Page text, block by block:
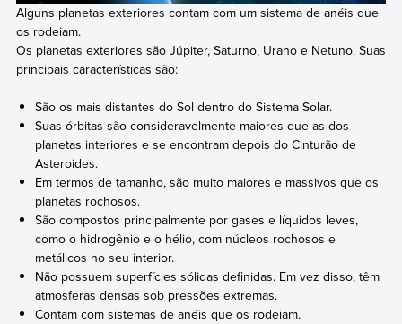
Alguns planetas exteriores contam com um sistema de anéis que
os rodeiam.
Os planetas exteriores são Júpiter, Saturno, Urano e Netuno. Suas
principais características são:
São os mais distantes do Sol dentro do Sistema Solar.
Suas órbitas são consideravelmente maiores que as dos
planetas interiores e se encontram depois do Cinturão de
Asteroides.
Em termos de tamanho, são muito maiores e massivos que os
planetas rochosos.
São compostos principalmente por gases e líquidos leves,
como o hidrogênio e o hélio, com núcleos rochosos e
metálicos no seu interior.
Não possuem superfícies sólidas definidas. Em vez disso, têm
atmosferas densas sob pressões extremas.
Contam com sistemas de anéis que os rodeiam.